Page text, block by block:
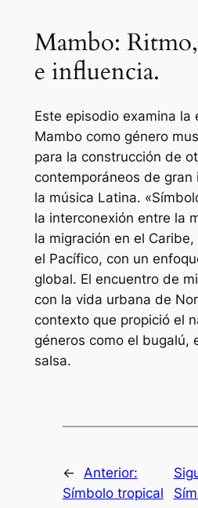
Mambo:
e influencia.
Este episodio examina la
Mambo como género
para la construcción de
contemporáneos de gran
la música Latina.
la interconexión entre la
la migración en el
el Pacífico, con un
global. El encuentro de
con la vida urbana de
contexto que propició el
géneros como el bugalú,
salsa.
← Anterior:
Símbolo tropical